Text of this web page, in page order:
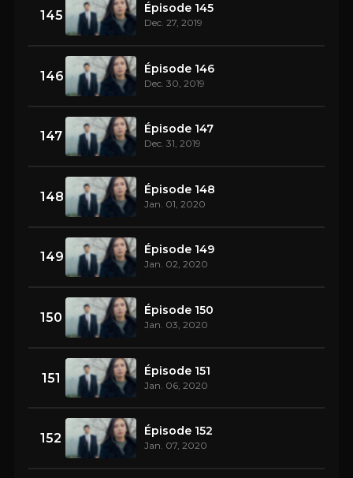
145 Épisode 145
Dec. 27, 2019
146 Épisode 146
Dec. 30, 2019
147 Épisode 147
Dec. 31, 2019
148 Épisode 148
Jan. 01, 2020
149 Épisode 149
Jan. 02, 2020
150 Épisode 150
Jan. 03, 2020
151 Épisode 151
Jan. 06, 2020
152 Épisode 152
Jan. 07, 2020